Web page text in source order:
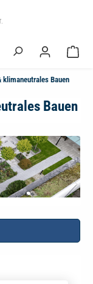
Bauen
Bauen